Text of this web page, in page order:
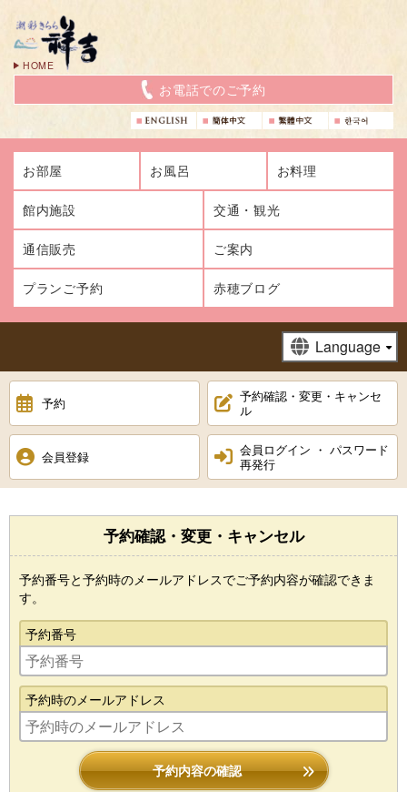
HOME
お電話でのご予約
お部屋 お風呂 お料理
館内施設 交通・観光
通信販売 ご案内
プランご予約 赤穂ブログ
予約
予約確認・変更・キャンセ
ル
会員登録
会員ログイン ・ パスワード
再発行
予約確認・変更・キャンセル
予約番号と予約時のメールアドレスでご予約内容が確認できま
す。
予約番号
予約時のメールアドレス
予約内容の確認